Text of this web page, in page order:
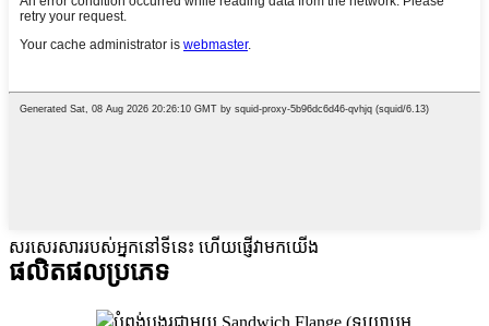
សរសេរសាររបស់អ្នកនៅទីនេះ ហើយផ្ញើវាមកយើង
ផលិតផលប្រភេទ